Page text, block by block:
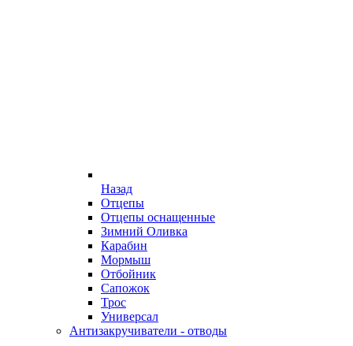
Назад
Отцепы
Отцепы оснащенные
Зимний Оливка
Карабин
Мормыш
Отбойник
Сапожок
Трос
Универсал
Антизакручиватели - отводы